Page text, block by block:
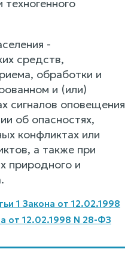
-
средств,
обработки и
и (или)
сигналов оповещения
об опасностях,
конфликтах или
а также при
природного и
1 Закона от 12.02.1998
от 12.02.1998 N 28-ФЗ